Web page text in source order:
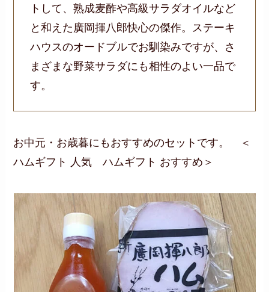
トして、熟成麦酢や高級サラダオイルなど
と和えた廣岡揮八郎快心の傑作。ステーキ
ハウスのオードブルでお馴染みですが、さ
まざまな野菜サラダにも相性のよい一品で
す。
お中元・お歳暮にもおすすめのセットです。 ＜
ハムギフト 人気 ハムギフト おすすめ＞